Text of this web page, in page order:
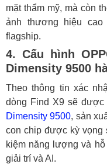
mặt thẩm mỹ, mà còn
ảnh thương hiệu cao
flagship.
4. Cấu hình
Dimensity 9500
Theo thông tin xác
dòng Find X9 sẽ được
Dimensity 9500, sản
con chip được kỳ vọng
kiệm năng lượng và
giải trí và AI.